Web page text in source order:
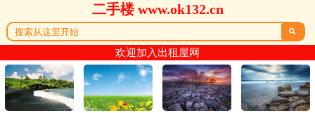
二手楼 www.ok132.cn

欢迎加入出租屋网